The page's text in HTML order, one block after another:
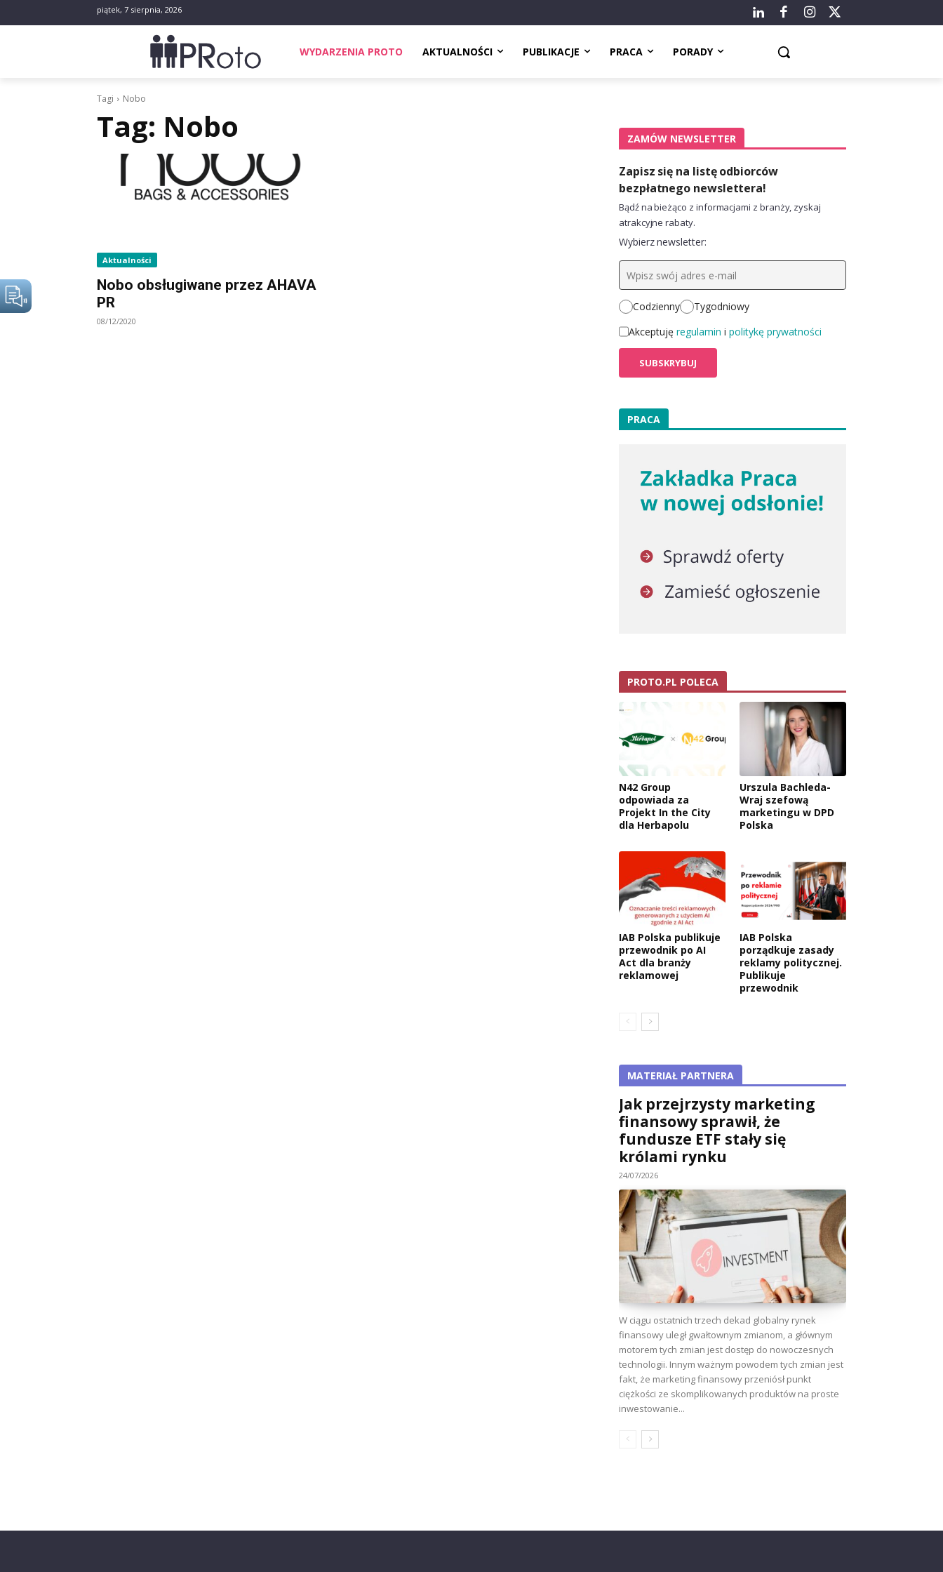
piątek, 7 sierpnia, 2026
WYDARZENIA PROTO AKTUALNOŚCI PUBLIKACJE PRACA PORADY
Tagi Nobo
Tag: Nobo
Aktualności
Nobo obsługiwane przez AHAVA
PR
08/12/2020
ZAMÓW NEWSLETTER
Zapisz się na listę odbiorców
bezpłatnego newslettera!
Bądź na bieżąco z informacjami z branży, zyskaj
atrakcyjne rabaty.
Wybierz newsletter:
Codzienny
Tygodniowy
Akceptuję regulamin i politykę prywatności
PRACA
PROTO.PL POLECA
N42 Group
odpowiada za
Projekt In the City
dla Herbapolu
Urszula Bachleda-
Wraj szefową
marketingu w DPD
Polska
IAB Polska publikuje
przewodnik po AI
Act dla branży
reklamowej
IAB Polska
porządkuje zasady
reklamy politycznej.
Publikuje
przewodnik
MATERIAŁ PARTNERA
Jak przejrzysty marketing
finansowy sprawił, że
fundusze ETF stały się
królami rynku
24/07/2026
W ciągu ostatnich trzech dekad globalny rynek
finansowy uległ gwałtownym zmianom, a głównym
motorem tych zmian jest dostęp do nowoczesnych
technologii. Innym ważnym powodem tych zmian jest
fakt, że marketing finansowy przeniósł punkt
ciężkości ze skomplikowanych produktów na proste
inwestowanie...